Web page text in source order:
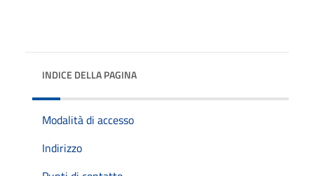
INDICE DELLA PAGINA
Modalità di accesso
Indirizzo